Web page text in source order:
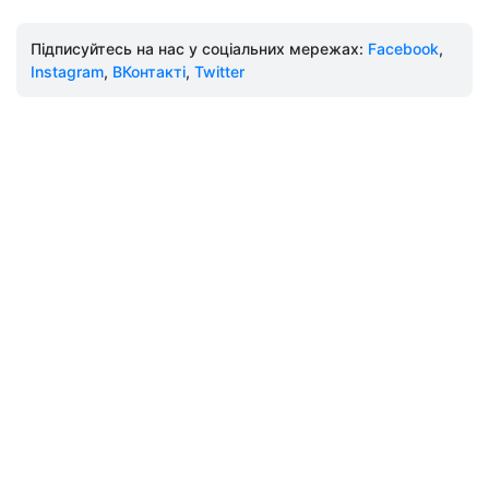
Підписуйтесь на нас у соціальних мережах: Facebook,
Instagram, ВКонтакті, Twitter